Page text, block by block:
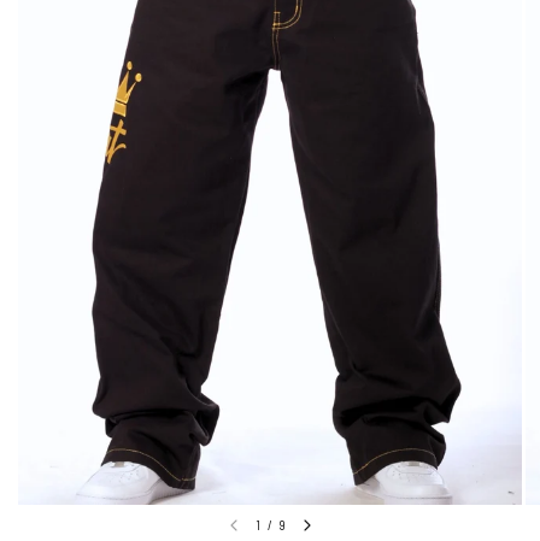
1 / 9